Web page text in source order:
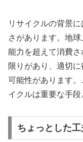
リサイクルの背景
さがあります。地
能力を超えて消費
限りがあり、適切
可能性があります
イクルは重要な手段
ちょっとした